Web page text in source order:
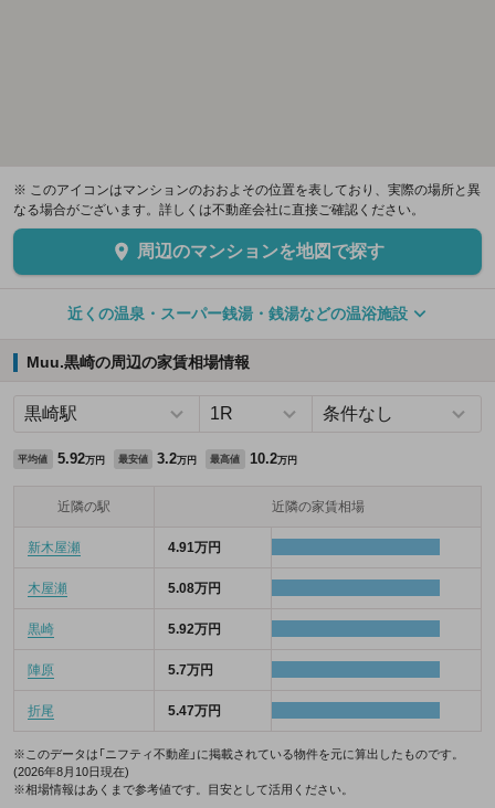
※ このアイコンはマンションのおおよその位置を表しており、実際の場所と異
なる場合がございます。詳しくは不動産会社に直接ご確認ください。
周辺のマンションを地図で探す
近くの温泉・スーパー銭湯・銭湯などの温浴施設
Muu.黒崎の周辺の家賃相場情報
平均値 5.92万円 最安値 3.2万円 最高値 10.2万円
近隣の駅 近隣の家賃相場
新木屋瀬 4.91万円
木屋瀬 5.08万円
黒崎 5.92万円
陣原 5.7万円
折尾 5.47万円
※このデータは「ニフティ不動産」に掲載されている物件を元に算出したものです。
(2026年8月10日現在)
※相場情報はあくまで参考値です。目安として活用ください。